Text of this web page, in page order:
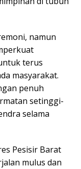
namun
terus
masyarakat.
penuh
setinggi-
selama
Pesisir Barat
mulus dan